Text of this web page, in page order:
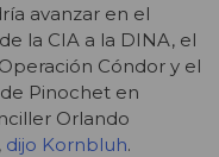
avanzar en el
la CIA a la DINA, el
Cóndor y el
Pinochet en
Orlando
dijo Kornbluh.